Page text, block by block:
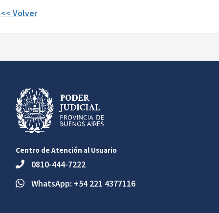
<< Volver
Centro de Atención al Usuario
0810-444-7222
WhatsApp: +54 221 4377116